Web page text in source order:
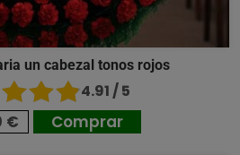
un cabezal tonos rojos
4.91 / 5
€ Comprar